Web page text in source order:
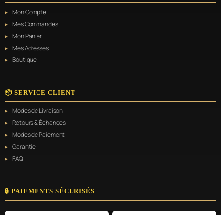
Mon Compte
Mes Commandes
Mon Panier
Mes Adresses
Boutique
📦 SERVICE CLIENT
Modes de Livraison
Retours & Échanges
Modes de Paiement
Garantie
FAQ
🔒 PAIEMENTS SÉCURISÉS